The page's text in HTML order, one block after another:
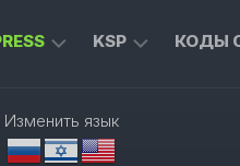
KSP КОДЫ
Изменить язык